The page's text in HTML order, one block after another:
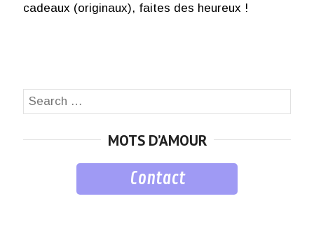
cadeaux (originaux), faites des heureux !
Search
MOTS D’AMOUR
Contact